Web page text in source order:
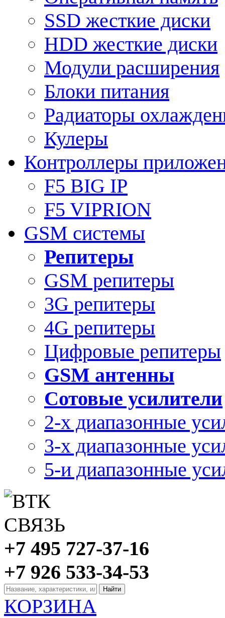
SSD жесткие диски
HDD жесткие диски
Модули расширения
Блоки питания
Радиаторы
Кулеры
Контроллеры
F5 BIG IP
F5 VIPRION
GSM системы
Репитеры
GSM репитеры
3G репитеры
4G репитеры
Цифровые репитеры
GSM антенны
Сотовые усилители
2-х диапазонные
3-х диапазонные
5-и диапазонные
+7 495 727-37-16
+7 926 533-34-53
КОРЗИНА